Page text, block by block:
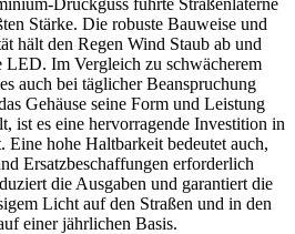
Druckguss führte Straßenlaterne
Stärke. Die robuste Bauweise und
hält den Regen Wind Staub ab und
LED. Im Vergleich zu schwächerem
auch bei täglicher Beanspruchung
Gehäuse seine Form und Leistung
ist es eine hervorragende Investition in
Eine hohe Haltbarkeit bedeutet auch,
Ersatzbeschaffungen erforderlich
die Ausgaben und garantiert die
Licht auf den Straßen und in den
einer jährlichen Basis.